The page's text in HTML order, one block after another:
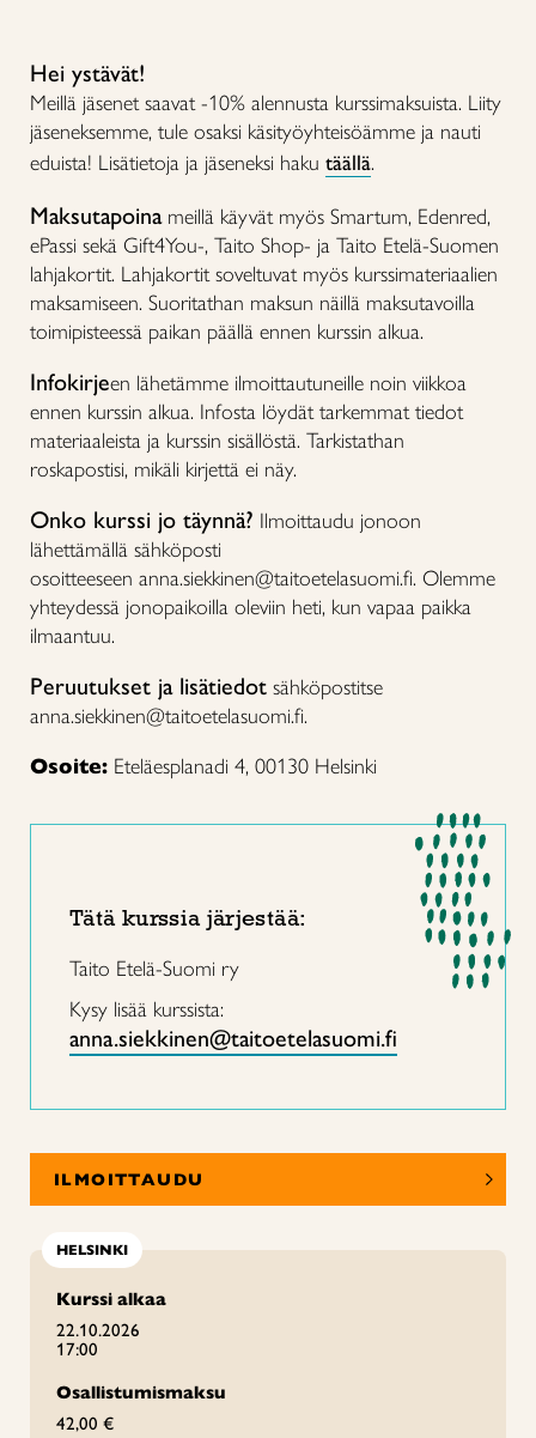
Hei ystävät!
Meillä jäsenet saavat -10% alennusta kurssimaksuista. Liity
jäseneksemme, tule osaksi käsityöyhteisöämme ja nauti
eduista! Lisätietoja ja jäseneksi haku täällä.
Maksutapoinameillä käyvät myös Smartum, Edenred,
ePassi sekä Gift4You-, Taito Shop- ja Taito Etelä-Suomen
lahjakortit. Lahjakortit soveltuvat myös kurssimateriaalien
maksamiseen. Suoritathan maksun näillä maksutavoilla
toimipisteessä paikan päällä ennen kurssin alkua.
Infokirjeen lähetämme ilmoittautuneille noin viikkoa
ennen kurssin alkua. Infosta löydät tarkemmat tiedot
materiaaleista ja kurssin sisällöstä. Tarkistathan
roskapostisi, mikäli kirjettä ei näy.
Onko kurssi jo täynnä? Ilmoittaudu jonoon
lähettämällä sähköposti
osoitteeseen anna.siekkinen@taitoetelasuomi.fi. Olemme
yhteydessä jonopaikoilla oleviin heti, kun vapaa paikka
ilmaantuu.
Peruutukset ja lisätiedot sähköpostitse
anna.siekkinen@taitoetelasuomi.fi.
Osoite: Eteläesplanadi 4, 00130 Helsinki
Tätä kurssia järjestää:
Taito Etelä-Suomi ry
Kysy lisää kurssista:
anna.siekkinen@taitoetelasuomi.fi
ILMOITTAUDU
HELSINKI
Kurssi alkaa
22.10.2026
17:00
Osallistumismaksu
42,00 €